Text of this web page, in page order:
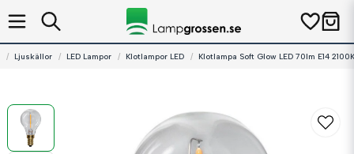
Ljuskällor LED Lampor Klotlampor LED Klotlampa Soft Glow LED 70lm E14 2100K